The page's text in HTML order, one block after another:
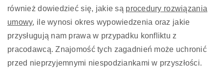
również dowiedzieć się, jakie są procedury rozwiązania
umowy, ile wynosi okres wypowiedzenia oraz jakie
przysługują nam prawa w przypadku konfliktu z
pracodawcą. Znajomość tych zagadnień może uchronić
przed nieprzyjemnymi niespodziankami w przyszłości.